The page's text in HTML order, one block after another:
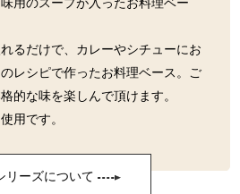
用のスープが入ったお料理ベー
るだけで、カレーやシチューにお
レシピで作ったお料理ベース。ご
的な味を楽しんで頂けます。
用です。
リーズについて